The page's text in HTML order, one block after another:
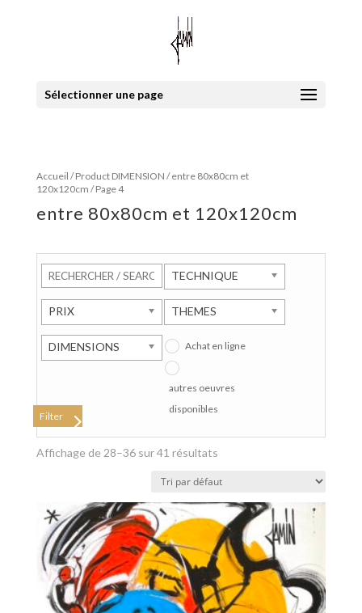
Sélectionner une page
Accueil / Product DIMENSION /entre 80x80cm et
120x120cm / Page 4
entre 80x80cm et 120x120cm
TECHNIQUE
PRIX THEMES
DIMENSIONS Achat en ligne
autres oeuvres
disponibles
Filter
Affichage de 28–36 sur 41 résultats